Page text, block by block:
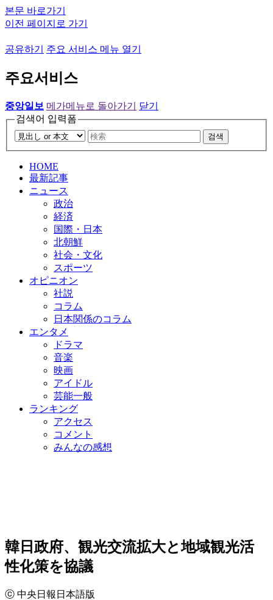
본문 바로가기
이전 페이지로 가기
공유하기 주요 서비스 메뉴 열기
주요서비스
중앙일보 메가메뉴로 돌아가기
닫기
검색어 입력폼
검색
HOME
最新記事
ニュース
政治
経済
国際・日本
北朝鮮
社会・文化
スポーツ
オピニオン
社説
コラム
日本関係のコラム
エンタメ
ドラマ
音楽
映画
アイドル
芸能一般
ランキング
アクセス
コメント
みんなの感想
韓日政府、観光交流拡大と地域観光活
性化策を協議
ⓒ 中央日報日本語版